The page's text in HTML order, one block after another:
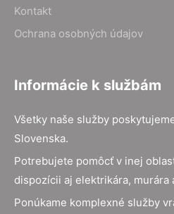
Kontakt
Ochrana osobných údajov
Informácie k službám
Všetky naše služby
Slovenska.
Potrebujete pomôcť v inej
dispozícii aj elektrikára, murára
Ponúkame komplexné služby